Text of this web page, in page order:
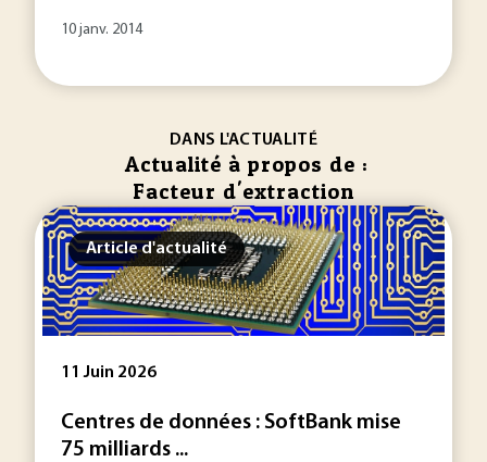
10 janv. 2014
DANS L'ACTUALITÉ
Actualité à propos de :
Facteur d'extraction
Article d'actualité
11 Juin 2026
Centres de données : SoftBank mise
75 milliards ...